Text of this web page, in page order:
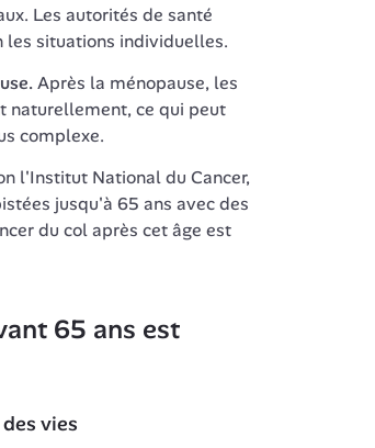
Les autorités de santé
situations individuelles.
Après la ménopause, les
naturellement, ce qui peut
complexe.
l'Institut National du Cancer,
jusqu'à 65 ans avec des
du col après cet âge est
65 ans est
vies